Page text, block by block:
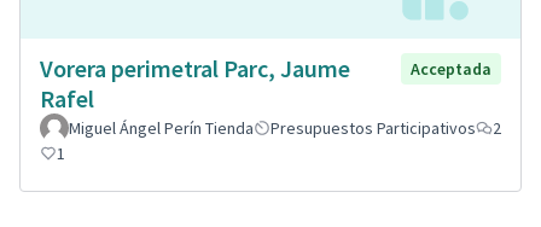
Vorera perimetral Parc, Jaume
Rafel
Acceptada
Miguel Ángel Perín Tienda Presupuestos Participativos
2
1